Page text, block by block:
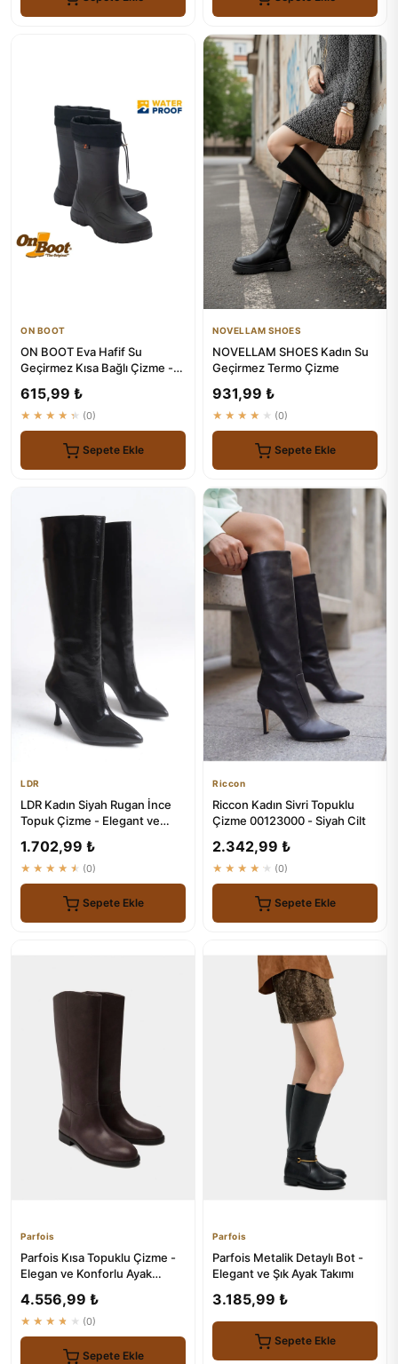
ON BOOT
ON BOOT Eva Hafif Su
Geçirmez Kısa Bağlı Çizme -
615,99 ₺
★★★★★ (0)
Sepete Ekle
NOVELLAM SHOES
NOVELLAM SHOES Kadın Su
Geçirmez Termo Çizme
931,99 ₺
★★★★★ (0)
Sepete Ekle
LDR
LDR Kadın Siyah Rugan İnce
Topuk Çizme - Elegant ve
1.702,99 ₺
★★★★★ (0)
Sepete Ekle
Riccon
Riccon Kadın Sivri Topuklu
Çizme 00123000 - Siyah Cilt
2.342,99 ₺
★★★★★ (0)
Sepete Ekle
Parfois
Parfois Kısa Topuklu Çizme -
Elegan ve Konforlu Ayak
4.556,99 ₺
★★★★★ (0)
Sepete Ekle
Parfois
Parfois Metalik Detaylı Bot -
Elegant ve Şık Ayak Takımı
3.185,99 ₺
Sepete Ekle